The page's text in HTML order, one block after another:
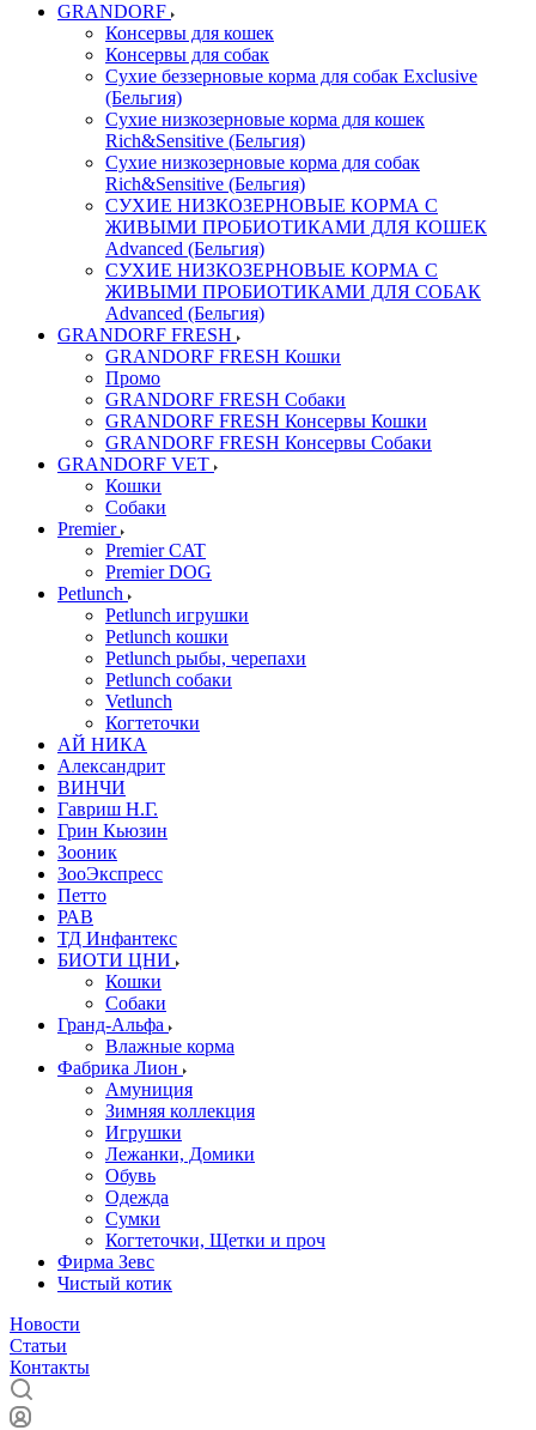
GRANDORF
Консервы для кошек
Консервы для собак
Сухие беззерновые корма для собак Exclusive
(Бельгия)
Сухие низкозерновые корма для кошек
Rich&Sensitive (Бельгия)
Сухие низкозерновые корма для собак
Rich&Sensitive (Бельгия)
СУХИЕ НИЗКОЗЕРНОВЫЕ КОРМА С
ЖИВЫМИ ПРОБИОТИКАМИ ДЛЯ КОШЕК
Advanced (Бельгия)
СУХИЕ НИЗКОЗЕРНОВЫЕ КОРМА С
ЖИВЫМИ ПРОБИОТИКАМИ ДЛЯ СОБАК
Advanced (Бельгия)
GRANDORF FRESH
GRANDORF FRESH Кошки
Промо
GRANDORF FRESH Собаки
GRANDORF FRESH Консервы Кошки
GRANDORF FRESH Консервы Собаки
GRANDORF VET
Кошки
Собаки
Premier
Premier CAT
Premier DOG
Petlunch
Petlunch игрушки
Petlunch кошки
Petlunch рыбы, черепахи
Petlunch собаки
Vetlunch
Когтеточки
АЙ НИКА
Александрит
ВИНЧИ
Гавриш Н.Г.
Грин Кьюзин
Зооник
ЗооЭкспресс
Петто
РАВ
ТД Инфантекс
БИОТИ ЦНИ
Кошки
Собаки
Гранд-Альфа
Влажные корма
Фабрика Лион
Амуниция
Зимняя коллекция
Игрушки
Лежанки, Домики
Обувь
Одежда
Сумки
Когтеточки, Щетки и проч
Фирма Зевс
Чистый котик
Новости
Статьи
Контакты